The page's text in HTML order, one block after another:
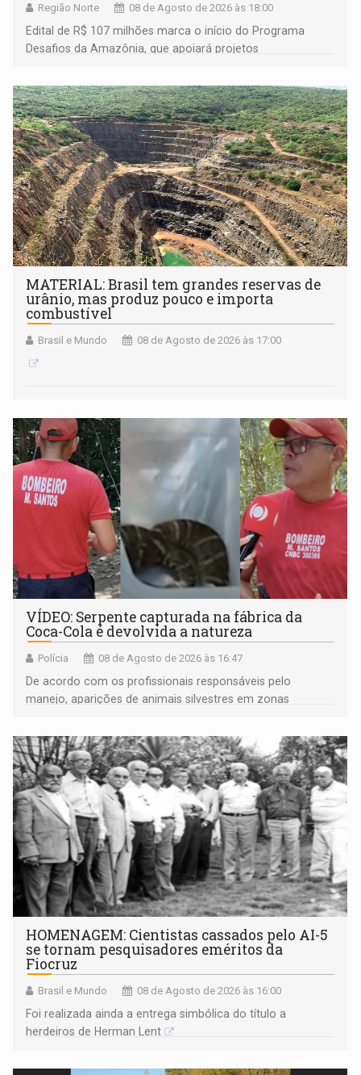
Região Norte 08 de Agosto de 2026 às 18:00
Edital de R$ 107 milhões marca o início do Programa
Desafios da Amazônia, que apoiará projetos
submissão de pré-propostas poderá ser feita até 1º de
setembro
MATERIAL: Brasil tem grandes reservas de
urânio, mas produz pouco e importa
combustível
Brasil e Mundo 08 de Agosto de 2026 às 17:00
VÍDEO: Serpente capturada na fábrica da
Coca-Cola é devolvida a natureza
Polícia 08 de Agosto de 2026 às 16:47
De acordo com os profissionais responsáveis pelo
manejo, aparições de animais silvestres em zonas
HOMENAGEM: Cientistas cassados pelo AI-5
se tornam pesquisadores eméritos da
Fiocruz
Brasil e Mundo 08 de Agosto de 2026 às 16:00
Foi realizada ainda a entrega simbólica do título a
herdeiros de Herman Lent